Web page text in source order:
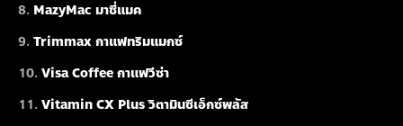
MazyMac มาซี่แมค
Trimmax กาแฟทริมแมกซ์
Visa Coffee กาแฟวีซ่า
Vitamin CX Plus วิตามินซีเอ็กซ์พลัส